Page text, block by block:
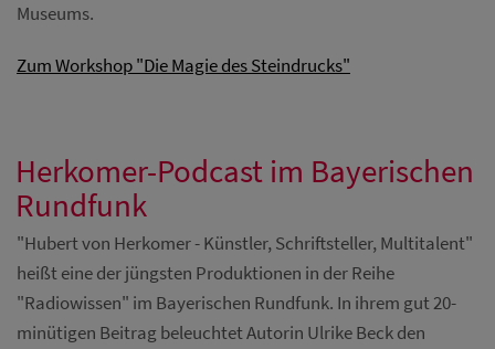
Museums.
Zum Workshop "Die Magie des Steindrucks"
Herkomer-Podcast im Bayerischen
Rundfunk
"Hubert von Herkomer - Künstler, Schriftsteller, Multitalent"
heißt eine der jüngsten Produktionen in der Reihe
"Radiowissen" im Bayerischen Rundfunk. In ihrem gut 20-
minütigen Beitrag beleuchtet Autorin Ulrike Beck den